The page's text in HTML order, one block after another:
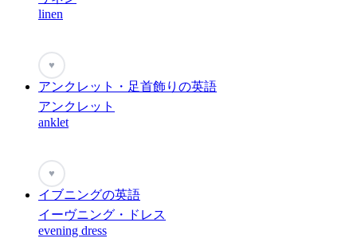
linen
♥
アンクレット・足首飾りの英語
アンクレット
anklet
♥
イブニングの英語
イーヴニング・ドレス
evening dress